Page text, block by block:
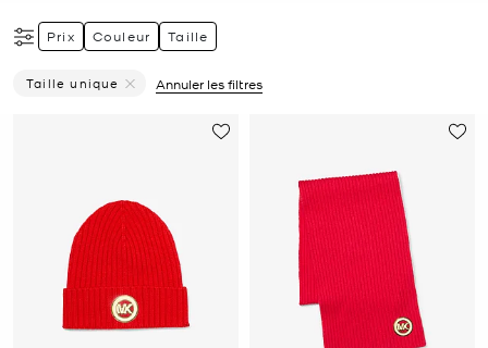
Prix Couleur Taille
Taille unique
Annuler les filtres